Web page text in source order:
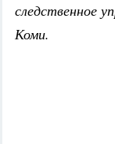
следственное
Коми.